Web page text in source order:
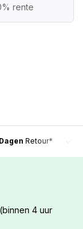
rente
Retour*
(binnen 4 uur